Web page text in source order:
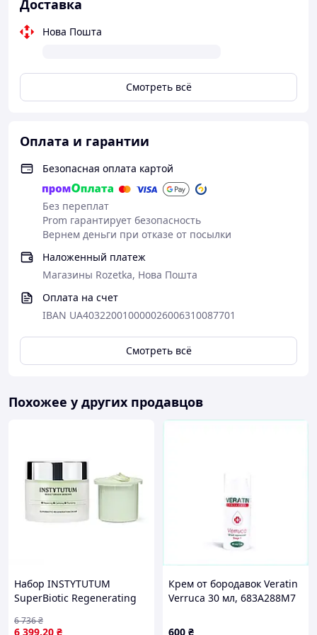
ретельно промийте проточною водою.
Пакет
Доставка
Нова Пошта
Смотреть всё
Оплата и гарантии
Безопасная оплата картой
Без переплат
Prom гарантирует безопасность
Вернем деньги при отказе от посылки
Наложенный платеж
Магазины Rozetka, Нова Пошта
Оплата на счет
IBAN UA403220010000026006310087701
Смотреть всё
Похожее у других продавцов
Набор INSTYTUTUM
SuperBiotic Regenerating
рефил SuperBiotic
6 399.20 ₴
6 736₴
Крем от бородавок Veratin
Verruca 30 мл, 683A288M7
600 ₴